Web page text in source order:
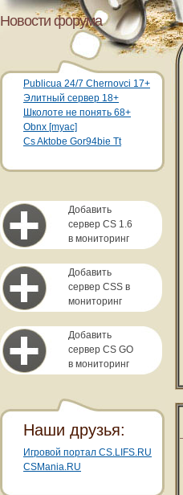
Новости форума
Publicua 24/7 Chernovci 17+
Элитный сервер 18+
Школоте не понять 68+
Obnx [myac]
Cs Aktobe Gor94bie Tt
Добавить
сервер CS 1.6
в мониторинг
Добавить
сервер CSS в
мониторинг
Добавить
сервер CS GO
в мониторинг
Наши друзья:
Игровой портал CS.LIFS.RU
CSMania.RU